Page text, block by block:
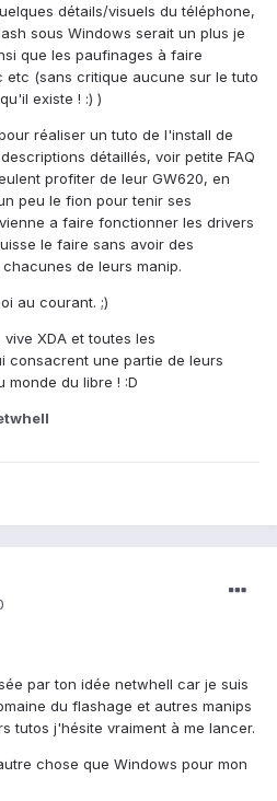
détails/visuels du téléphone,
sous Windows serait un plus je
que les paufinages à faire
etc (sans critique aucune sur le tuto
existe ! :) )
réaliser un tuto de l'install de
détaillés, voir petite FAQ
profiter de leur GW620, en
peu le fion pour tenir ses
a faire fonctionner les drivers
le faire sans avoir des
de leurs manip.
au courant. ;)
XDA et toutes les
consacrent une partie de leurs
du libre ! :D
par ton idée netwhell car je suis
du flashage et autres manips
tutos j'hésite vraiment à me lancer.
chose que Windows pour mon